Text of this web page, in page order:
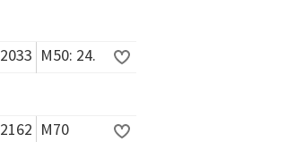
2033 M50: 24.
2162 M70